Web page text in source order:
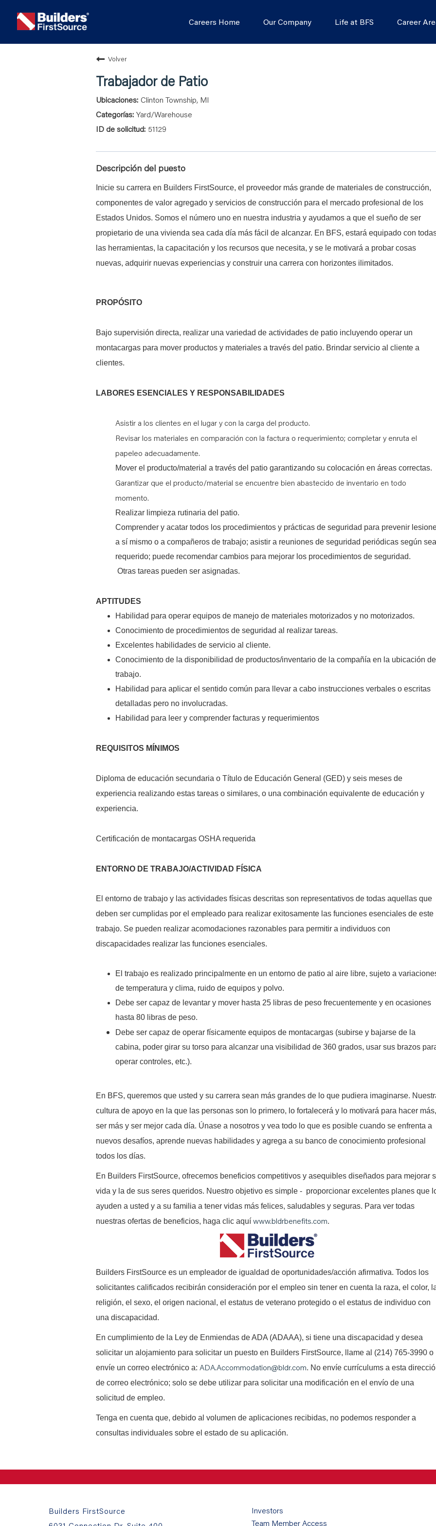
Careers Home Our Company Life at BFS Career
Volver
Trabajador de Patio
Clinton Township, MI
Yard/Warehouse
51129
Descripción del puesto
Inicie su carrera en Builders FirstSource, el proveedor más grande de materiales de construcción,
componentes de valor agregado y servicios de construcción para el mercado profesional de los
Estados Unidos. Somos el número uno en nuestra industria y ayudamos a que el sueño de ser
propietario de una vivienda sea cada día más fácil de alcanzar. En BFS, estará equipado con
las herramientas, la capacitación y los recursos que necesita, y se le motivará a probar cosas
nuevas, adquirir nuevas experiencias y construir una carrera con horizontes ilimitados.
PROPÓSITO
Bajo supervisión directa, realizar una variedad de actividades de patio incluyendo operar un
montacargas para mover productos y materiales a través del patio. Brindar servicio al cliente a
clientes.
LABORES ESENCIALES Y RESPONSABILIDADES
Asistir a los clientes en el lugar y con la carga del producto.
Revisar los materiales en comparación con la factura o requerimiento; completar y enruta el
papeleo adecuadamente.
Mover el producto/material a través del patio garantizando su colocación en áreas correctas.
Garantizar que el producto/material se encuentre bien abastecido de inventario en todo
momento.
Realizar limpieza rutinaria del patio.
Comprender y acatar todos los procedimientos y prácticas de seguridad para prevenir
a sí mismo o a compañeros de trabajo; asistir a reuniones de seguridad periódicas según sea
requerido; puede recomendar cambios para mejorar los procedimientos de seguridad.
Otras tareas pueden ser asignadas.
APTITUDES
Habilidad para operar equipos de manejo de materiales motorizados y no motorizados.
Conocimiento de procedimientos de seguridad al realizar tareas.
Excelentes habilidades de servicio al cliente.
Conocimiento de la disponibilidad de productos/inventario de la compañía en la ubicación
trabajo.
Habilidad para aplicar el sentido común para llevar a cabo instrucciones verbales o escritas
detalladas pero no involucradas.
Habilidad para leer y comprender facturas y requerimientos
REQUISITOS MÍNIMOS
Diploma de educación secundaria o Título de Educación General (GED) y seis meses de
experiencia realizando estas tareas o similares, o una combinación equivalente de educación y
experiencia.
Certificación de montacargas OSHA requerida
ENTORNO DE TRABAJO/ACTIVIDAD FÍSICA
El entorno de trabajo y las actividades físicas descritas son representativos de todas aquellas que
deben ser cumplidas por el empleado para realizar exitosamente las funciones esenciales de este
trabajo. Se pueden realizar acomodaciones razonables para permitir a individuos con
discapacidades realizar las funciones esenciales.
El trabajo es realizado principalmente en un entorno de patio al aire libre, sujeto a
de temperatura y clima, ruido de equipos y polvo.
Debe ser capaz de levantar y mover hasta 25 libras de peso frecuentemente y en ocasiones
hasta 80 libras de peso.
Debe ser capaz de operar físicamente equipos de montacargas (subirse y bajarse de la
cabina, poder girar su torso para alcanzar una visibilidad de 360 grados, usar sus brazos
operar controles, etc.).
En BFS, queremos que usted y su carrera sean más grandes de lo que pudiera imaginarse.
cultura de apoyo en la que las personas son lo primero, lo fortalecerá y lo motivará para hacer más,
ser más y ser mejor cada día. Únase a nosotros y vea todo lo que es posible cuando se enfrenta a
nuevos desafíos, aprende nuevas habilidades y agrega a su banco de conocimiento profesional
todos los días.
En Builders FirstSource, ofrecemos beneficios competitivos y asequibles diseñados para mejorar
vida y la de sus seres queridos. Nuestro objetivo es simple - proporcionar excelentes planes que
ayuden a usted y a su familia a tener vidas más felices, saludables y seguras. Para ver todas
nuestras ofertas de beneficios, haga clic aquí www.bldrbenefits.com.
Builders FirstSource es un empleador de igualdad de oportunidades/acción afirmativa. Todos los
solicitantes calificados recibirán consideración por el empleo sin tener en cuenta la raza, el color,
religión, el sexo, el origen nacional, el estatus de veterano protegido o el estatus de individuo con
una discapacidad.
En cumplimiento de la Ley de Enmiendas de ADA (ADAAA), si tiene una discapacidad y desea
solicitar un alojamiento para solicitar un puesto en Builders FirstSource, llame al (214) 765-3990 o
envíe un correo electrónico a: ADA.Accommodation@bldr.com. No envíe currículums a esta
de correo electrónico; solo se debe utilizar para solicitar una modificación en el envío de una
solicitud de empleo.
Tenga en cuenta que, debido al volumen de aplicaciones recibidas, no podemos responder a
consultas individuales sobre el estado de su aplicación.
Builders FirstSource
Investors
Team Member Access